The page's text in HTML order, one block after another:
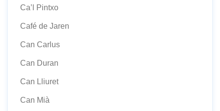
Ca’l Pintxo
Café de Jaren
Can Carlus
Can Duran
Can Lliuret
Can Mià